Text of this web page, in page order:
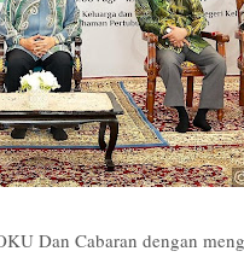
Dan Cabaran dengan